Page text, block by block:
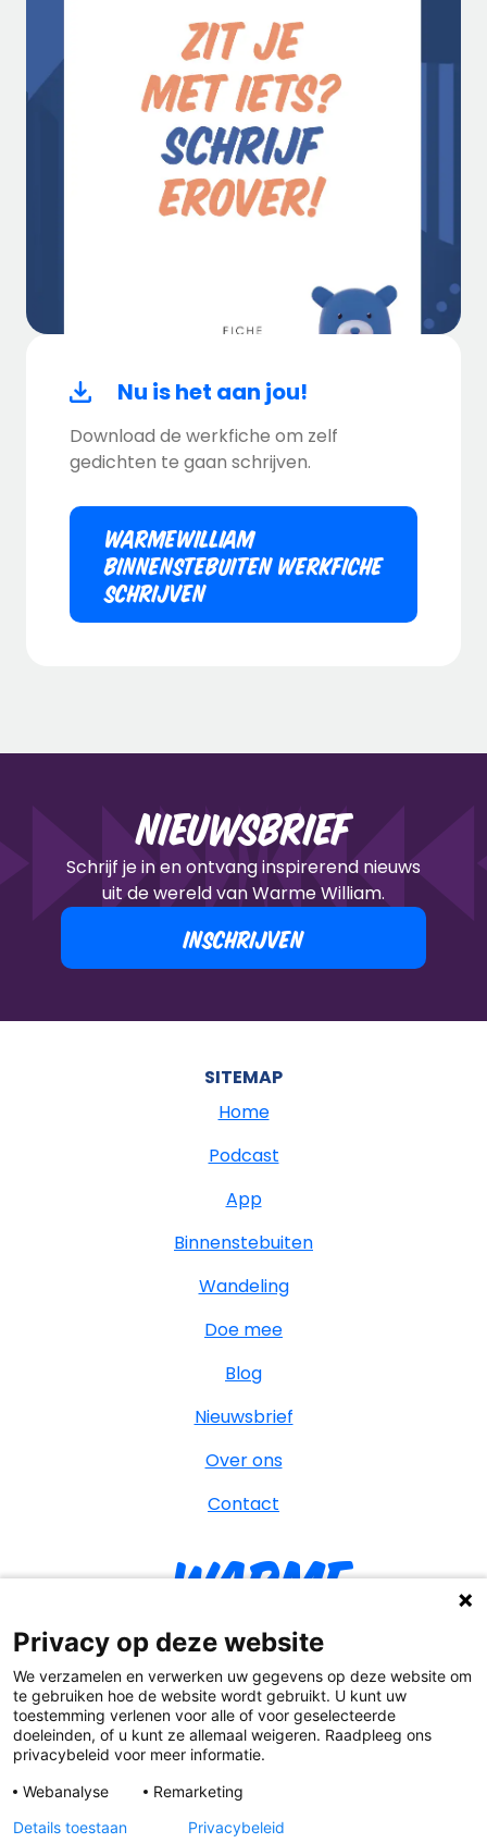
Nu is het aan jou!
Download de werkfiche om zelf
gedichten te gaan schrijven.
WARMEWILLIAM
BINNENSTEBUITEN WERKFICHE
SCHRIJVEN
Nieuwsbrief
Schrijf je in en ontvang inspirerend nieuws
uit de wereld van Warme William.
INSCHRIJVEN
SITEMAP
Home
Podcast
App
Binnenstebuiten
Wandeling
Doe mee
Blog
Nieuwsbrief
Over ons
Contact
Warme
William
Facebook
Privacy op deze website
We verzamelen en verwerken uw gegevens op deze website om
te gebruiken hoe de website wordt gebruikt. U kunt uw
toestemming verlenen voor alle of voor geselecteerde
doeleinden, of u kunt ze allemaal weigeren. Raadpleeg ons
privacybeleid voor meer informatie.
Webanalyse
Remarketing
Details toestaan
Privacybeleid